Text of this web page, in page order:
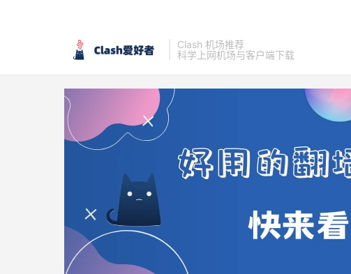
Clash 机场推荐
科学上网机场与客户端下载